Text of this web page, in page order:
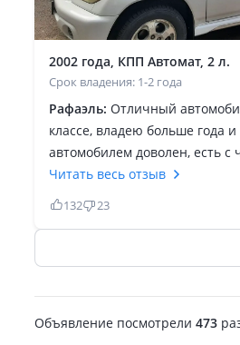
2002 года, КПП Автомат, 2 л.
Срок владения: 1-2 года
Рафаэль: Отличный
классе, владею больше года и
автомобилем доволен, есть с
катался в основном на
объёмом от 1.8 до 3.5 и могу
данное авто не сколько не
даст фору! Долго думал и
горы, справляется отлично
Читать весь отзыв
132 23
Объявление посмотрели 473